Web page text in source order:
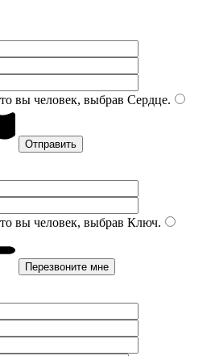
вы человек, выбрав Сердце.
вы человек, выбрав Ключ.